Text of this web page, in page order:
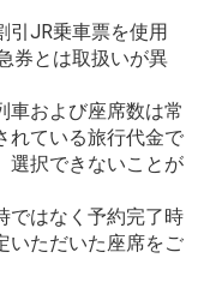
引JR乗車票を使用
券とは取扱いが異
車および座席数は常
れている旅行代金で
選択できないことが
ではなく予約完了時
いただいた座席をご